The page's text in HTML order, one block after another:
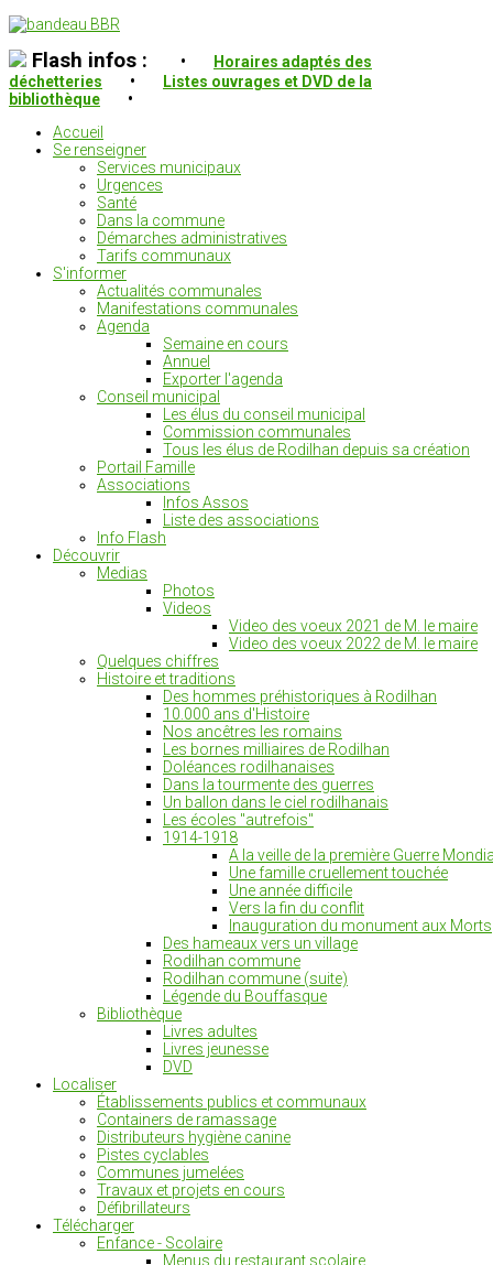
Flash infos : •
Horaires adaptés des
déchetteries
•
Listes ouvrages et DVD de la
bibliothèque
•
Accueil
Se renseigner
Services municipaux
Urgences
Santé
Dans la commune
Démarches administratives
Tarifs communaux
S'informer
Actualités communales
Manifestations communales
Agenda
Semaine en cours
Annuel
Exporter l'agenda
Conseil municipal
Les élus du conseil municipal
Commission communales
Tous les élus de Rodilhan depuis sa création
Portail Famille
Associations
Infos Assos
Liste des associations
Info Flash
Découvrir
Medias
Photos
Videos
Video des voeux 2021 de M. le maire
Video des voeux 2022 de M. le maire
Quelques chiffres
Histoire et traditions
Des hommes préhistoriques à Rodilhan
10.000 ans d'Histoire
Nos ancêtres les romains
Les bornes milliaires de Rodilhan
Doléances rodilhanaises
Dans la tourmente des guerres
Un ballon dans le ciel rodilhanais
Les écoles "autrefois"
1914-1918
A la veille de la première Guerre
Une famille cruellement touchée
Une année difficile
Vers la fin du conflit
Inauguration du monument aux Morts
Des hameaux vers un village
Rodilhan commune
Rodilhan commune (suite)
Légende du Bouffasque
Bibliothèque
Livres adultes
Livres jeunesse
DVD
Localiser
Établissements publics et communaux
Containers de ramassage
Distributeurs hygiène canine
Pistes cyclables
Communes jumelées
Travaux et projets en cours
Défibrillateurs
Télécharger
Enfance - Scolaire
Menus du restaurant scolaire